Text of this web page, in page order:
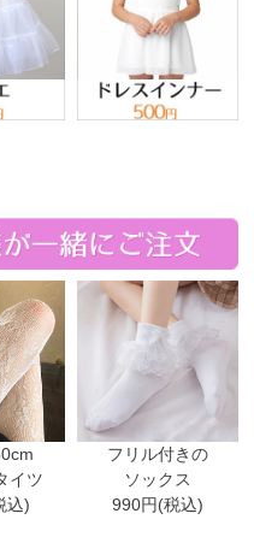
イツ
込)
フリル付きの
ソックス
990円(税込)